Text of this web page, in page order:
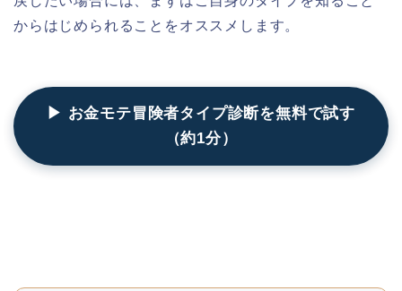
からはじめられることをオススメします。
▶ お金モテ冒険者タイプ診断を無料で試す
（約1分）